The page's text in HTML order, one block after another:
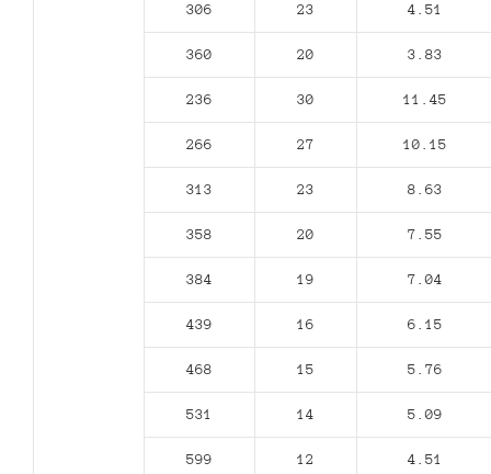
306 23 4.51
360 20 3.83
236 30 11.45
266 27 10.15
313 23 8.63
358 20 7.55
384 19 7.04
439 16 6.15
468 15 5.76
531 14 5.09
599 12 4.51